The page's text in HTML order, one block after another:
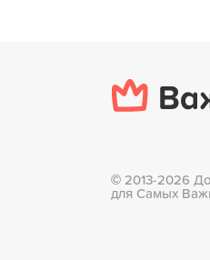
© 2013-2026
для Самых